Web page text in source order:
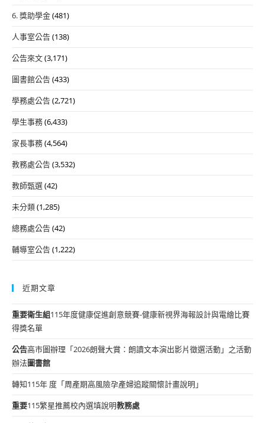
6. 獎助學金(481)
人事室公告(138)
公告來文(3,171)
圖書館公告(433)
學務處公告(2,721)
學生事務(6,433)
家長事務(4,564)
教務處公告(3,532)
教師甄選(42)
未分類(1,285)
總務處公告(42)
輔導室公告(1,222)
近期文章
重要衛生組115年度健康促進創意競賽-健康新視界海報設計與電繪比賽
得獎名單
公告高市圖辦理「2026朗聲大賞：朗讀文本演出影片徵選活動」之活動
辦法圖書館
轉知115年 度「周產期高風險孕產婦追蹤關懷計畫說明」
重要115繁星推薦校內選填說明教務處